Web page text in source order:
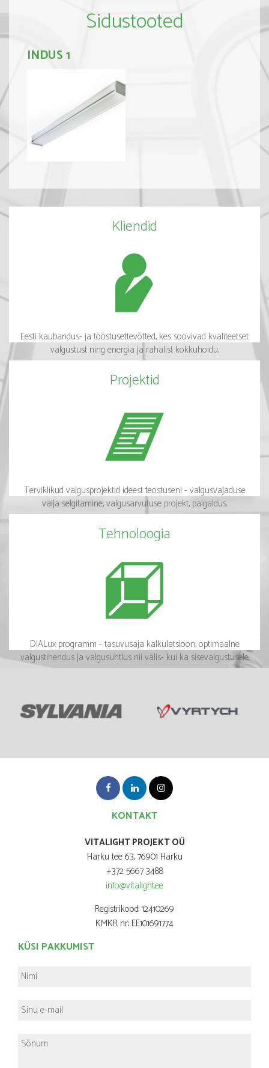
Sidustooted
INDUS 1
Kliendid
Eesti kaubandus- ja tööstusettevõtted, kes soovivad kvaliteetset
valgustust ning energia ja rahalist kokkuhoidu.
Projektid
Terviklikud valgusprojektid ideest teostuseni - valgusvajaduse
välja selgitamine, valgusarvutuse projekt, paigaldus.
Tehnoloogia
DIALux programm - tasuvusaja kalkulatsioon, optimaalne
valgustihendus ja valgusühtlus nii välis- kui ka sisevalgustusele.
KONTAKT
VITALIGHT PROJEKT OÜ
Harku tee 63, 76901 Harku
+372 5667 3488
info@vitalight.ee
Registrikood: 12410269
KMKR nr.: EE101691774
KÜSI PAKKUMIST